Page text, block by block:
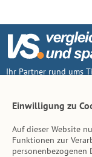
Ihr Partner rund ums
Inhalt
Einwilligung zu
Auf dieser Website
Funktionen zur
personenbezogenen